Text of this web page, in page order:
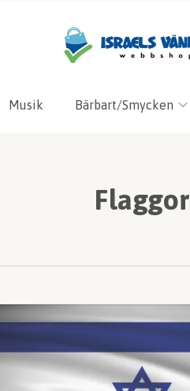
Musik Bärbart/Smycken
Flaggor